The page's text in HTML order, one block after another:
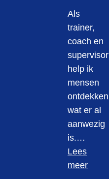
Als
trainer,
coach en
supervisor
help ik
mensen
ontdekken
wat er al
aanwezig
is.…
Lees
meer